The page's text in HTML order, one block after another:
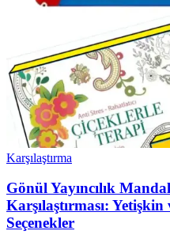
Karşılaştırma
Gönül Yayıncılık
Karşılaştırması:
Seçenekler